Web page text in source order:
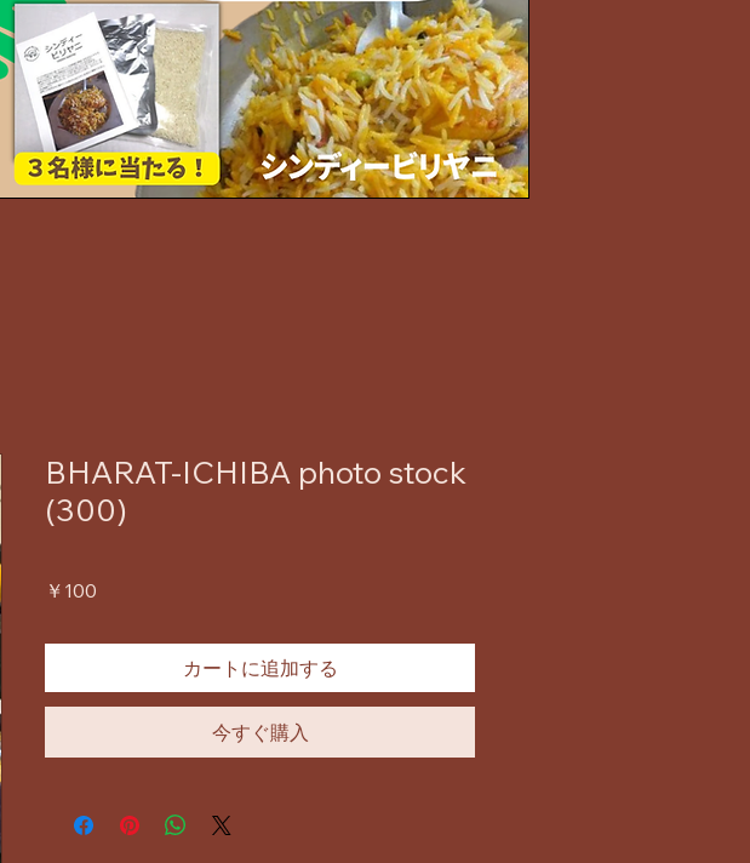
BHARAT-ICHIBA photo stock
(300)
￥100
カートに追加する
今すぐ購入